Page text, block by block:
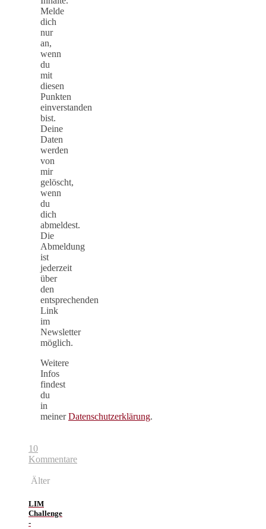
Melde
dich
nur
an,
wenn
du
mit
diesen
Punkten
einverstanden
bist.
Deine
Daten
werden
von
mir
gelöscht,
wenn
du
dich
abmeldest.
Die
Abmeldung
ist
jederzeit
über
den
entsprechenden
Link
im
Newsletter
möglich.
Weitere
Infos
findest
du
in
meinerDatenschutzerklärung.
10
Kommentare
Älter
LIM
Challenge
-